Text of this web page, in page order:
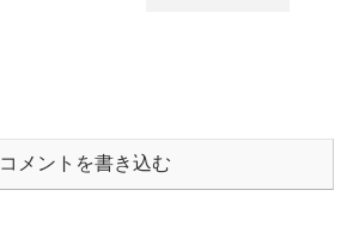
コメントを書き込む